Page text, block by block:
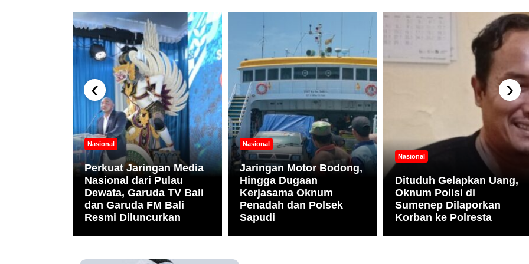
Nasional
Perkuat Jaringan Media
Nasional dari Pulau
Dewata, Garuda TV Bali
dan Garuda FM Bali
Resmi Diluncurkan
Nasional
Jaringan Motor Bodong,
Hingga Dugaan
Kerjasama Oknum
Penadah dan Polsek
Sapudi
Nasional
Dituduh Gelapkan Uang,
Oknum Polisi di
Sumenep Dilaporkan
Korban ke Polresta
‹ ›